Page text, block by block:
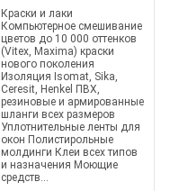
Краски и лаки
Компьютерное смешивание
цветов до 10 000 оттенков
(Vitex, Maxima) краски
нового поколения
Изоляция Isomat, Sika,
Ceresit, Henkel ПВХ,
резиновые и армированные
шланги всех размеров
Уплотнительные ленты для
окон Полистирольные
молдинги Клеи всех типов
и назначения Моющие
средств...